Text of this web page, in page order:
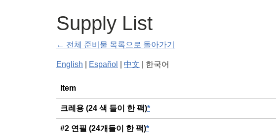
Supply List
← 전체 준비물 목록으로 돌아가기
English Español 中文 | 한국어
General
Item
크레용 (24 색 들이 한 팩)*
#2 연필 (24개들이 한 팩)*